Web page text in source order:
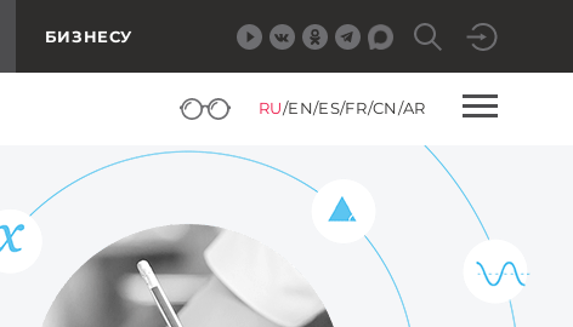
БИЗНЕСУ
RU/EN/ES/FR/CN/AR